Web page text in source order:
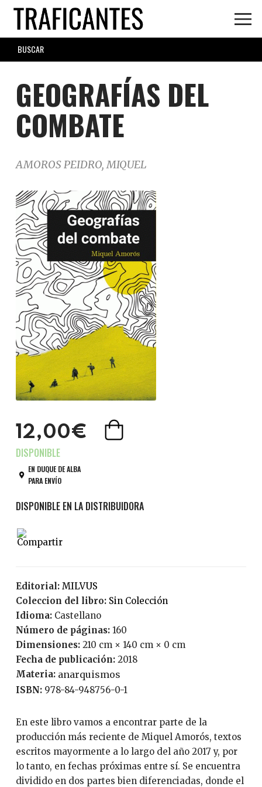
Skip
main
content
SEARCH
FORM
GEOGRAFÍAS DEL
COMBATE
AMOROS PEIDRO, MIQUEL
12,00€
EN DUQUE DE ALBA
PARA ENVÍO
Editorial:
MILVUS
Coleccion del libro:
Sin Colección
Idioma:
Castellano
Número de páginas: 160
Dimensiones: 210 cm × 140 cm × 0 cm
Fecha de publicación:
2018
Materia: anarquismos
ISBN: 978-84-948756-0-1
En este libro vamos a encontrar parte de la
producción más reciente de Miquel Amorós, textos
escritos mayormente a lo largo del año 2017 y, por
lo tanto, en fechas próximas entre sí. Se encuentra
dividido en dos partes bien diferenciadas, donde el